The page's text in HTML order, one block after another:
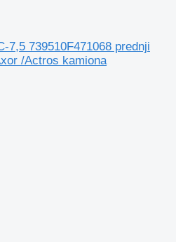
7,5 739510F471068 prednji
/Actros kamiona